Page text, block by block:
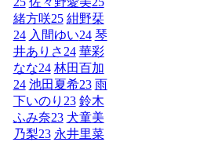
緒方咲25 紺野栞
24 入間ゆい24 琴
井ありさ 24 華彩
なな24 林田百加
24 池田夏希23 雨
下いのり 23 鈴木
ふみ奈23 犬童美
乃梨23 永井里菜